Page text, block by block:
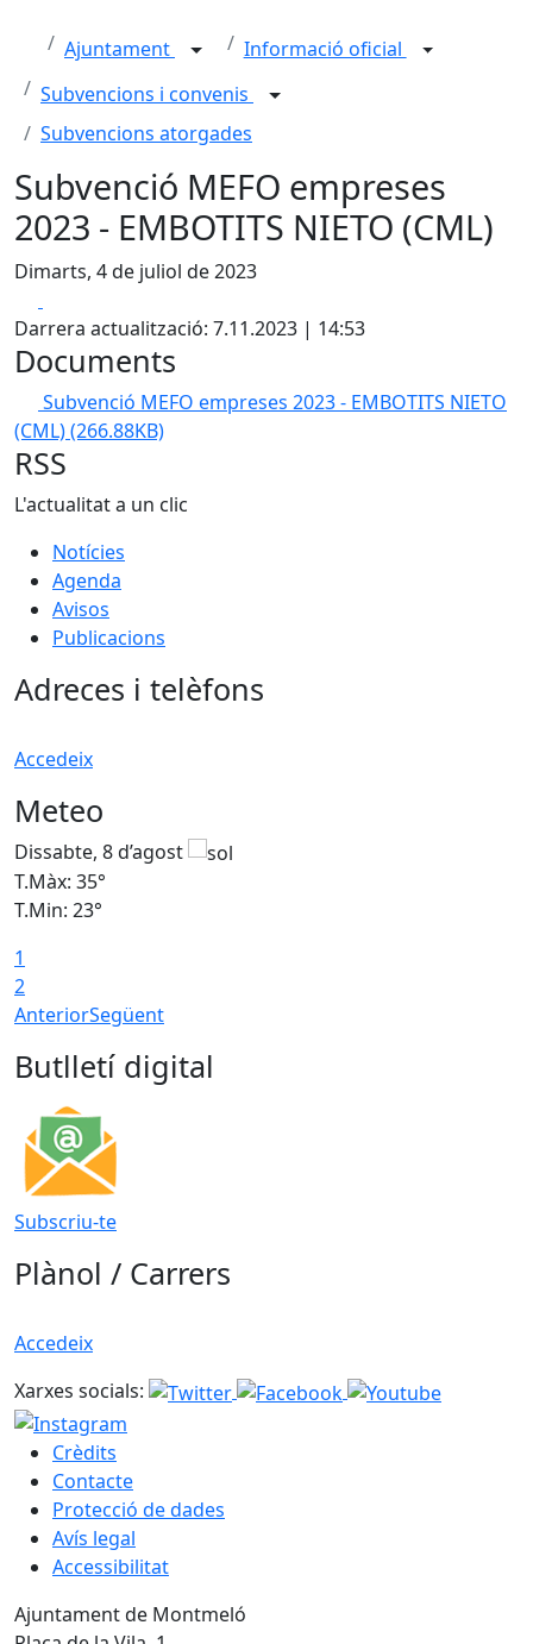
Ajuntament
Informació oficial
Subvencions i convenis
Subvencions atorgades
Subvenció MEFO empreses
2023 - EMBOTITS NIETO (CML)
Dimarts, 4 de juliol de 2023
Darrera actualització: 7.11.2023 | 14:53
Documents
Subvenció MEFO empreses 2023 - EMBOTITS NIETO
(CML)(266.88KB)
RSS
L'actualitat a un clic
Notícies
Agenda
Avisos
Publicacions
Adreces i telèfons
Accedeix
Meteo
Dissabte, 8 d’agost
T.Màx: 35°
T.Min: 23°
1
2
AnteriorSegüent
Butlletí digital
Subscriu-te
Plànol / Carrers
Accedeix
Xarxes socials:
Crèdits
Contacte
Protecció de dades
Avís legal
Accessibilitat
Ajuntament de Montmeló